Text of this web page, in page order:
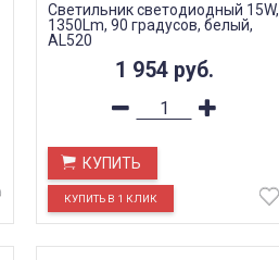
Светильник светодиодный 15W,
1350Lm, 90 градусов, белый,
AL520
1 954 руб.
КУПИТЬ